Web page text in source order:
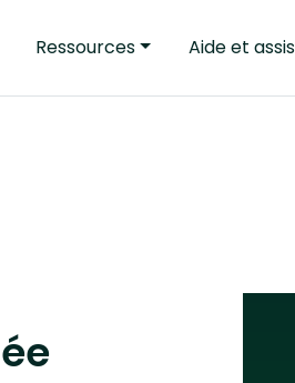
Ressources Aide et